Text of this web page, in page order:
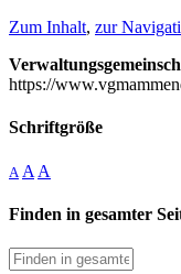
Zum Inhalt, zur
https://
Schriftgröße
A A A
Finden in gesamter